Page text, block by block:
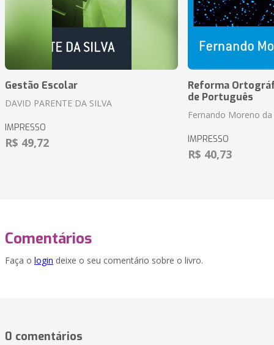
Gestão Escolar
DAVID PARENTE DA SILVA
IMPRESSO
R$ 49,72
Reforma
de Português
Fernando Moreno da
IMPRESSO
R$ 40,73
Comentários
Faça o login deixe o seu comentário sobre o livro.
0 comentários